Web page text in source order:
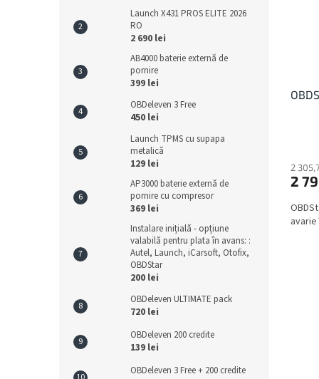
Launch X431 PROS ELITE 2026
RO
2 690 lei
AB4000 baterie externă de
pornire
399 lei
OBDeleven 3 Free
450 lei
Launch TPMS cu supapa
metalică
129 lei
AP3000 baterie externă de
pornire cu compresor
369 lei
Instalare inițială - opțiune
valabilă pentru plata în avans: :
Autel, Launch, iCarsoft, Otofix,
OBDStar
200 lei
OBDeleven ULTIMATE pack
720 lei
OBDeleven 200 credite
139 lei
OBDeleven 3 Free + 200 credite
2
2